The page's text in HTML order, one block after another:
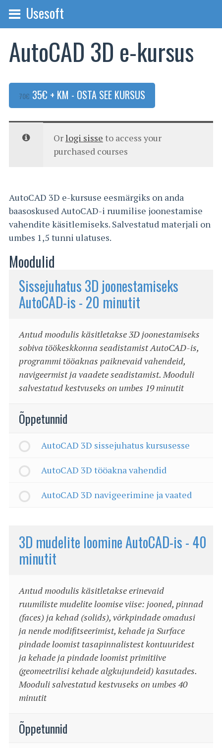
Usesoft
AutoCAD 3D e-kursus
70€ ALGNE HIND OLI: 70€.
35€ PRAEGUNE HIND ON: 35€.
+ KM - OSTA SEE KURSUS
Orlogi sisse to access your
purchased courses
AutoCAD 3D e-kursuse eesmärgiks on anda
baasoskused AutoCAD-i ruumilise joonestamise
vahendite käsitlemiseks. Salvestatud materjali on
umbes 1,5 tunni ulatuses.
Moodulid
Sissejuhatus 3D joonestamiseks
AutoCAD-is - 20 minutit
Antud moodulis käsitletakse 3D joonestamiseks
sobiva töökeskkonna seadistamist AutoCAD-is,
programmi tööaknas paiknevaid vahendeid,
navigeermist ja vaadete seadistamist. Mooduli
salvestatud kestvuseks on umbes 19 minutit
Õppetunnid
AutoCAD 3D sissejuhatus kursusesse
AutoCAD 3D tööakna vahendid
AutoCAD 3D navigeerimine ja vaated
3D mudelite loomine AutoCAD-is - 40
minutit
Antud moodulis käsitletakse erinevaid
ruumiliste mudelite loomise viise: jooned, pinnad
(faces) ja kehad (solids), võrkpindade omadusi
ja nende modifitseerimist, kehade ja Surface
pindade loomist tasapinnalistest kontuuridest
ja kehade ja pindade loomist primitiive
(geomeetrilisi kehade algkujundeid) kasutades.
Mooduli salvestatud kestvuseks on umbes 40
minutit
Õppetunnid